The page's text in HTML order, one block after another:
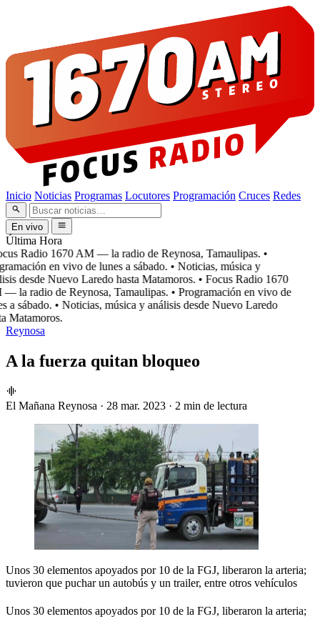
Inicio Noticias Programas Locutores Programación Cruces Redes
En vivo
Última Hora
Radio 1670 AM — la radio de Reynosa, Tamaulipas. •
en vivo de lunes a sábado. • Noticias, música y
desde Nuevo Laredo hasta Matamoros. • Focus Radio 1670
la radio de Reynosa, Tamaulipas. • Programación en vivo de
a sábado. • Noticias, música y análisis desde Nuevo Laredo
Matamoros.
Reynosa
A la fuerza quitan bloqueo
El Mañana Reynosa · 28 mar. 2023 · 2 min de lectura
Unos 30 elementos apoyados por 10 de la FGJ, liberaron la arteria;
tuvieron que puchar un autobús y un trailer, entre otros vehículos
Unos 30 elementos apoyados por 10 de la FGJ, liberaron la arteria;